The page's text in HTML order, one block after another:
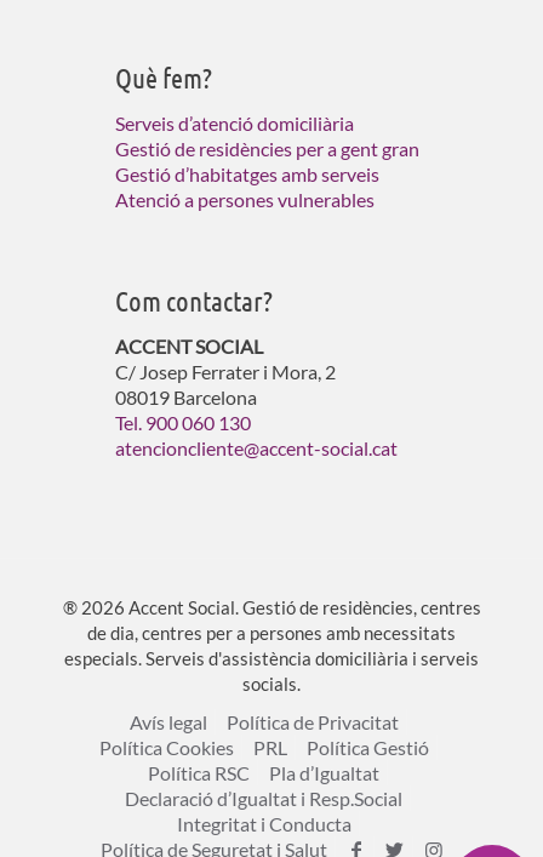
Què fem?
Serveis d’atenció domiciliària
Gestió de residències per a gent gran
Gestió d’habitatges amb serveis
Atenció a persones vulnerables
Com contactar?
ACCENT SOCIAL
C/ Josep Ferrater i Mora, 2
08019 Barcelona
Tel. 900 060 130
atencioncliente@accent-social.cat
® 2026 Accent Social. Gestió de residències, centres
de dia, centres per a persones amb necessitats
especials. Serveis d'assistència domiciliària i serveis
socials.
Avís legal
Política de Privacitat
Política Cookies
PRL
Política Gestió
Política RSC
Pla d’Igualtat
Declaració d’Igualtat i Resp.Social
Integritat i Conducta
Política de Seguretat i Salut